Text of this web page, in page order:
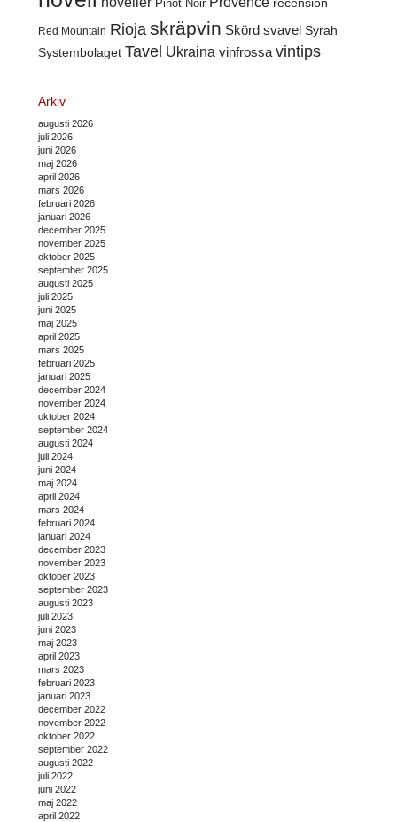
Pinot Noir recension
Red Mountain Rioja skräpvin Skörd svavel Syrah
Systembolaget Tavel Ukraina vinfrossa vintips
Arkiv
augusti 2026
juli 2026
juni 2026
maj 2026
april 2026
mars 2026
februari 2026
januari 2026
december 2025
november 2025
oktober 2025
september 2025
augusti 2025
juli 2025
juni 2025
maj 2025
april 2025
mars 2025
februari 2025
januari 2025
december 2024
november 2024
oktober 2024
september 2024
augusti 2024
juli 2024
juni 2024
maj 2024
april 2024
mars 2024
februari 2024
januari 2024
december 2023
november 2023
oktober 2023
september 2023
augusti 2023
juli 2023
juni 2023
maj 2023
april 2023
mars 2023
februari 2023
januari 2023
december 2022
november 2022
oktober 2022
september 2022
augusti 2022
juli 2022
juni 2022
maj 2022
april 2022